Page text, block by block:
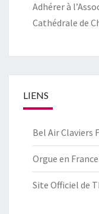
Adhérer à
Cathédrale de
LIENS
Bel Air Claviers
Orgue en France
Site Officiel de